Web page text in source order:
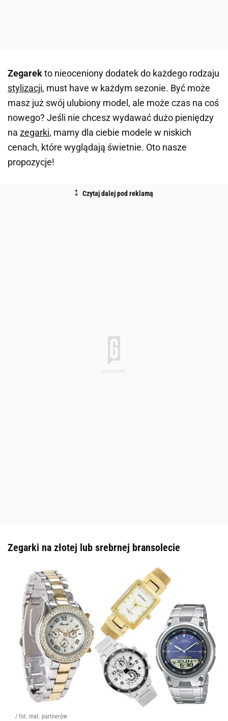
Zegarekto nieoceniony dodatek do każdego rodzaju
stylizacji, must have w każdym sezonie. Być może
masz już swój ulubiony model, ale może czas na coś
nowego? Jeśli nie chcesz wydawać dużo pieniędzy
na zegarki, mamy dla ciebie modele w niskich
cenach, które wyglądają świetnie. Oto nasze
propozycje!
Zegarki na złotej lub srebrnej bransolecie
/ fot. mat. partnerów